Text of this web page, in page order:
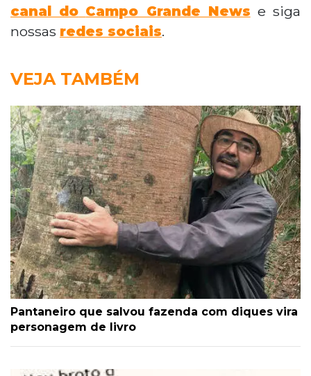
canal do Campo Grande News e siga
nossas redes sociais.
VEJA TAMBÉM
Pantaneiro que salvou fazenda com diques vira
personagem de livro